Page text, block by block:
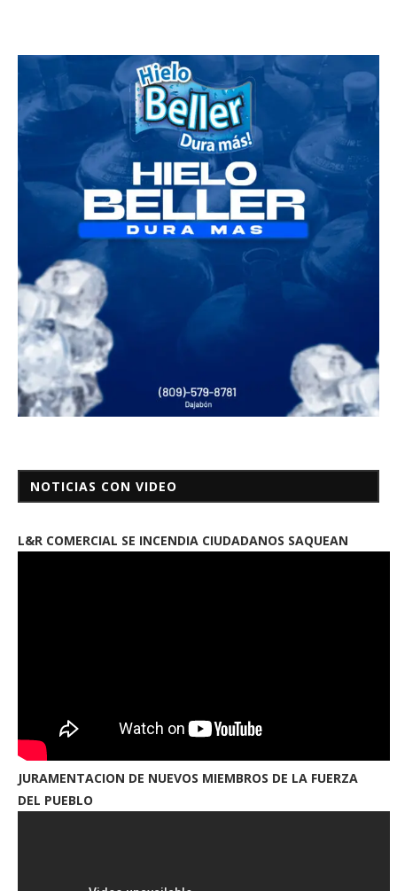
NOTICIAS CON VIDEO
L&R COMERCIAL SE INCENDIA CIUDADANOS SAQUEAN
JURAMENTACION DE NUEVOS MIEMBROS DE LA FUERZA
DEL PUEBLO